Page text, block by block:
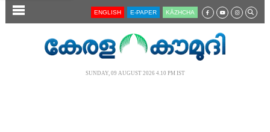
SECTIONS ENGLISH E-PAPER KĀZHCHA
SUNDAY, 09 AUGUST 2026 4.10 PM IST